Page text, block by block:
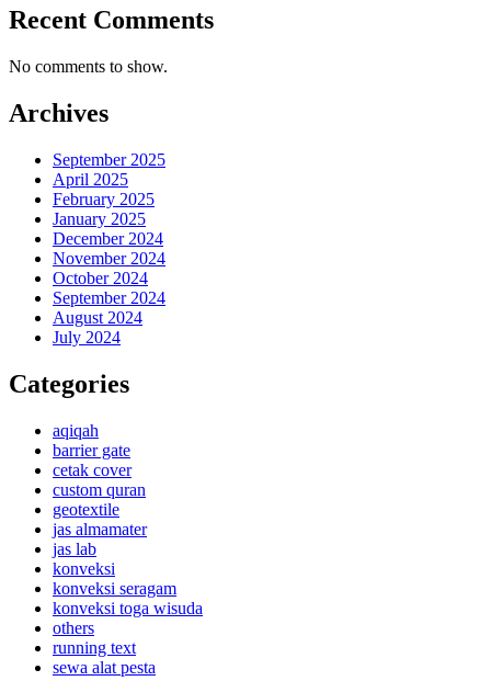
Recent Comments
No comments to show.
Archives
September 2025
April 2025
February 2025
January 2025
December 2024
November 2024
October 2024
September 2024
August 2024
July 2024
Categories
aqiqah
barrier gate
cetak cover
custom quran
geotextile
jas almamater
jas lab
konveksi
konveksi seragam
konveksi toga wisuda
others
running text
sewa alat pesta